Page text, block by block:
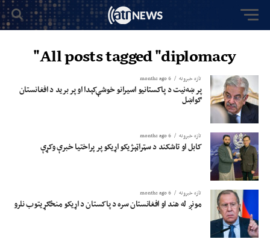
All posts tagged "diplomacy"
تازه خبرونه 6 months ago
پر ښه‌‌نیت د پاکستانيو اسیرانو خوشې‌کېدا او پر برید د افغانستان
ګواښل
تازه خبرونه 6 months ago
کابل او تاشکند د سټراټېژیکو اړیکو پر پراختیا خبرې وکړې
تازه خبرونه 6 months ago
مونږ له هند او افغانستان سره د پاکستان د اړیکو منځګړيتوب نلرو